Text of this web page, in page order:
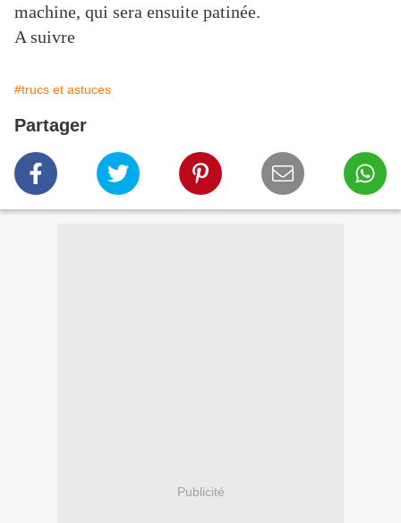
machine, qui sera ensuite patinée.
A suivre
#trucs et astuces
Partager
Publicité